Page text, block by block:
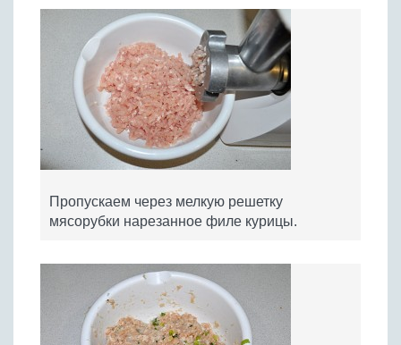
Пропускаем через мелкую решетку
мясорубки нарезанное филе курицы.